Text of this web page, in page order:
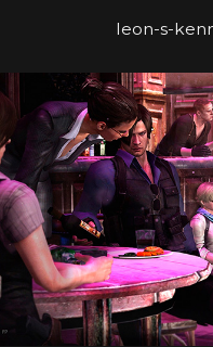
leon-s-